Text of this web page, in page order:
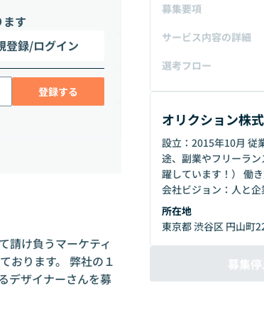
す
登録/ログイン
登録する
請け負うマーケティ
おります。 弊社の１
デザイナーさんを募
募集要項
サービス内容の詳細
選考フロー
オリクション株
設立：2015年10月 従
途、副業やフリーラ
躍しています！） 働
会社ビジョン：人と
こす インナービジョン
現 <iframe class="speakerdeck-iframe"
frameborder="0"
title="240909_オリク
所在地
東京都 渋谷区 円山町
募集